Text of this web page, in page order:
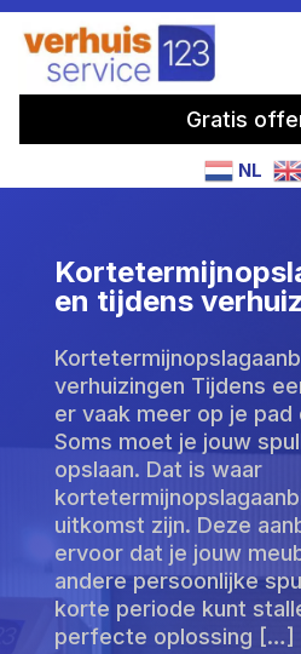
Gratis
NL
en tijdens
verhuizingen Tijdens
er vaak meer op je
Soms moet je jouw
opslaan. Dat is waar
uitkomst zijn. Deze
ervoor dat je jouw
andere persoonlijke
korte periode kunt
perfecte oplossing […]